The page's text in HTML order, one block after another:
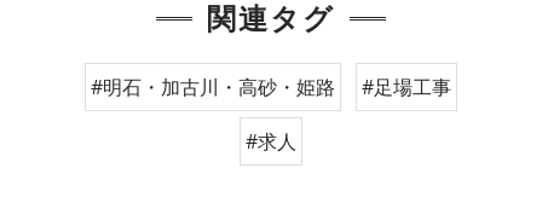
関連タグ
#明石・加古川・高砂・姫路 #足場工事
#求人